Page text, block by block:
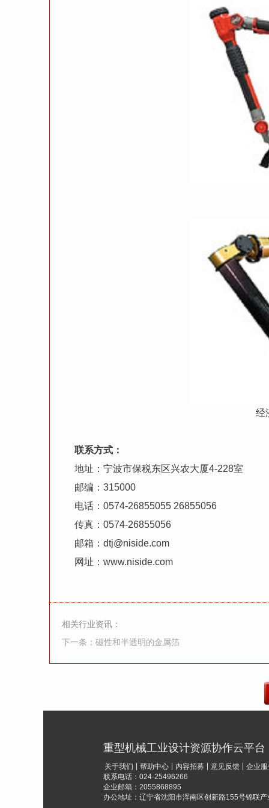
经
联系方式：
地址：宁波市保税东区兴农大厦4-228室
邮编：315000
电话：0574-26855055 26855056
传真：0574-26855056
邮箱： dtj@niside.com
网址： www.niside.com
相关行业资讯：
下一条：磁性和半透明的金属箔
重型机械工业设计资源协作云平台
关于我们 帮助中心 内容招募 意见反馈
企业
联系电话：024-25496266
企业邮箱：2055868895
办公地址：辽宁省沈阳市浑南区创新路155号锦联